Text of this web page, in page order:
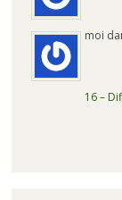
moi
16 –